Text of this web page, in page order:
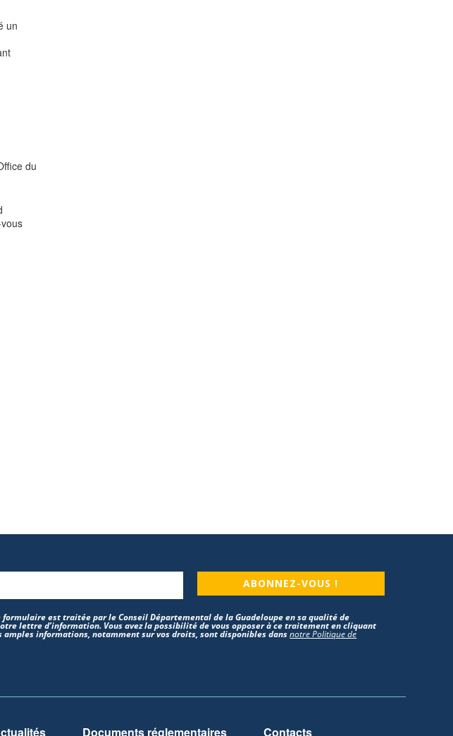
un
du
ABONNEZ-VOUS !
est traitée par le Conseil Départemental de la Guadeloupe en sa qualité de
lettre d’information. Vous avez la possibilité de vous opposer à ce traitement en cliquant
informations, notamment sur vos droits, sont disponibles dansnotre Politique de
Documents réglementaires Contacts